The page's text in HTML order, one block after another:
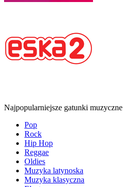
Najpopularniejsze gatunki muzyczne
Pop
Rock
Hip Hop
Reggae
Oldies
Muzyka latynoska
Muzyka klasyczna